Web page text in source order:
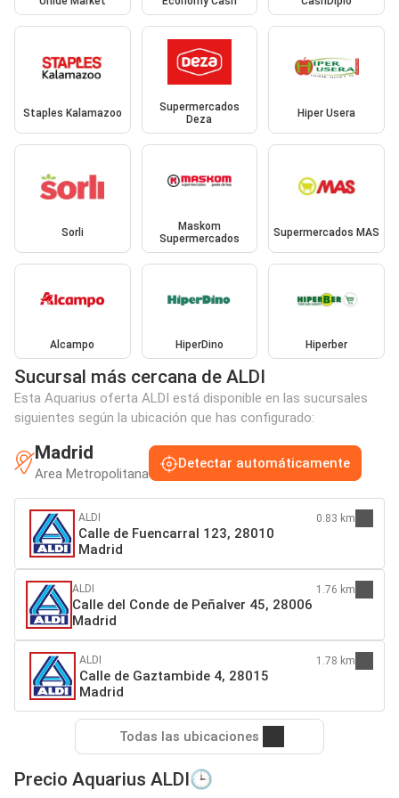
Staples Kalamazoo
Supermercados
Deza
Hiper Usera
Sorli
Maskom
Supermercados
Supermercados MAS
Alcampo HiperDino Hiperber
Sucursal más cercana de ALDI
Esta Aquarius oferta ALDI está disponible en las sucursales
siguientes según la ubicación que has configurado:
Madrid
Area Metropolitana
Detectar automáticamente
ALDI
Calle de Fuencarral 123, 28010
Madrid
0.83 km
ALDI
Calle del Conde de Peñalver 45, 28006
Madrid
1.76 km
ALDI
Calle de Gaztambide 4, 28015
Madrid
1.78 km
Todas las ubicaciones
Precio Aquarius ALDI🕒